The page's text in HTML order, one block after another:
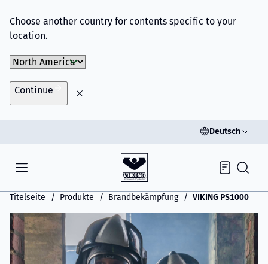
Choose another country for contents specific to your
location.
Choose Market
Continue
Deutsch
Inquiry
Titelseite Produkte Brandbekämpfung VIKING PS1000